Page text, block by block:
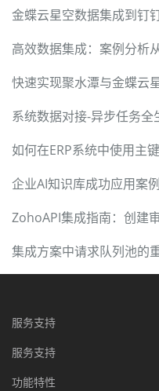
金蝶云星空数据集成到钉
高效数据集成：案例分析
快速实现聚水潭与金蝶云
系统数据对接-异步任务全
如何在ERP系统中使用主
企业AI知识库成功应用案
ZohoAPI集成指南：创建
集成方案中请求队列池的
服务支持
服务支持
功能特性